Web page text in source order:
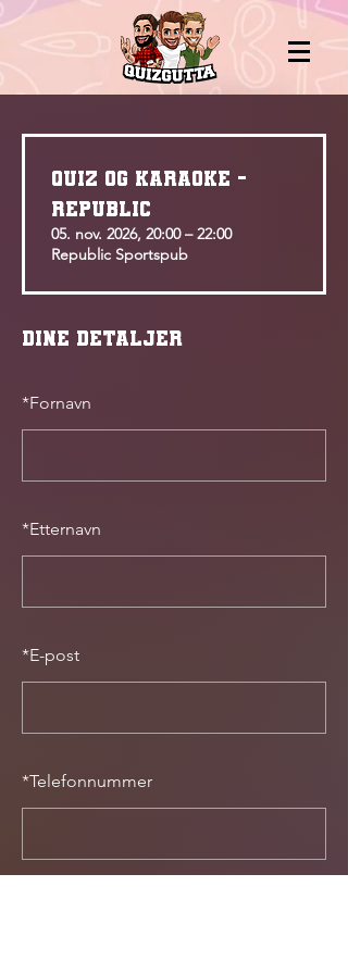
Dine detaljer
*Fornavn
*Etternavn
*E-post
*Telefonnummer
QUIZ OG KARAOKE -
REPUBLIC
05. nov. 2026, 20:00 – 22:00
Republic Sportspub